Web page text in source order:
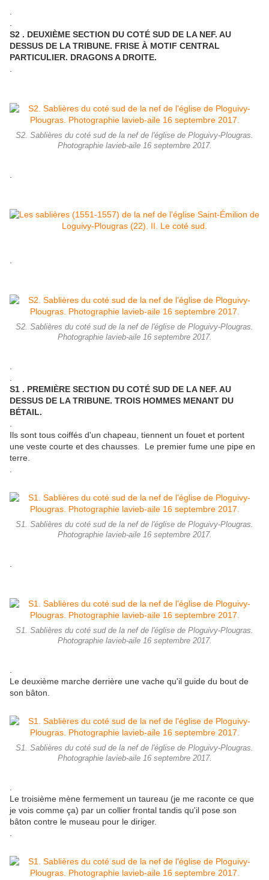
S2 . DEUXIÈME SECTION DU COTÉ SUD DE LA NEF. AU
DESSUS DE LA TRIBUNE. FRISE À MOTIF CENTRAL
PARTICULIER. DRAGONS A DROITE.
S2. Sablières du coté sud de la nef de l'église de Ploguivy-Plougras.
Photographie lavieb-aile 16 septembre 2017.
S2. Sablières du coté sud de la nef de l'église de Ploguivy-Plougras.
Photographie lavieb-aile 16 septembre 2017.
S1 . PREMIÈRE SECTION DU COTÉ SUD DE LA NEF. AU
DESSUS DE LA TRIBUNE. TROIS HOMMES MENANT DU
BÉTAIL.
Ils sont tous coiffés d'un chapeau, tiennent un fouet et portent
une veste courte et des chausses. Le premier fume une pipe en
terre.
S1. Sablières du coté sud de la nef de l'église de Ploguivy-Plougras.
Photographie lavieb-aile 16 septembre 2017.
S1. Sablières du coté sud de la nef de l'église de Ploguivy-Plougras.
Photographie lavieb-aile 16 septembre 2017.
Le deuxième marche derrière une vache qu'il guide du bout de
son bâton.
S1. Sablières du coté sud de la nef de l'église de Ploguivy-Plougras.
Photographie lavieb-aile 16 septembre 2017.
Le troisième mène fermement un taureau (je me raconte ce que
je vois comme ça) par un collier frontal tandis qu'il pose son
bâton contre le museau pour le diriger.